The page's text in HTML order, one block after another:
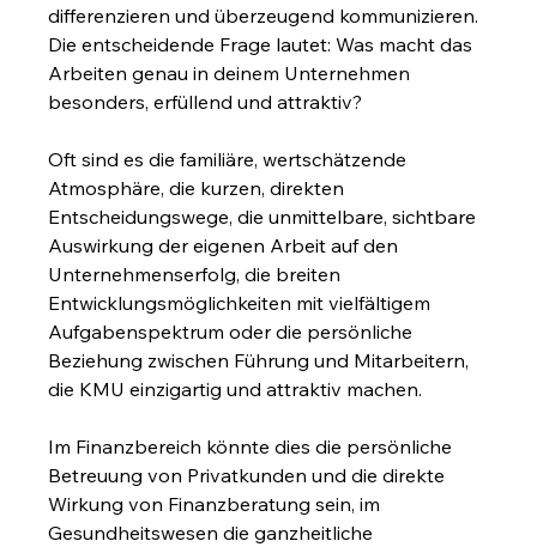
differenzieren und überzeugend kommunizieren.
Die entscheidende Frage lautet: Was macht das
Arbeiten genau in deinem Unternehmen
besonders, erfüllend und attraktiv?
Oft sind es die familiäre, wertschätzende
Atmosphäre, die kurzen, direkten
Entscheidungswege, die unmittelbare, sichtbare
Auswirkung der eigenen Arbeit auf den
Unternehmenserfolg, die breiten
Entwicklungsmöglichkeiten mit vielfältigem
Aufgabenspektrum oder die persönliche
Beziehung zwischen Führung und Mitarbeitern,
die KMU einzigartig und attraktiv machen.
Im Finanzbereich könnte dies die persönliche
Betreuung von Privatkunden und die direkte
Wirkung von Finanzberatung sein, im
Gesundheitswesen die ganzheitliche